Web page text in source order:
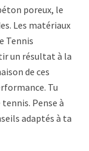
poreux, le
Les matériaux
Tennis
un résultat à la
de ces
Tu
Pense à
adaptés à ta